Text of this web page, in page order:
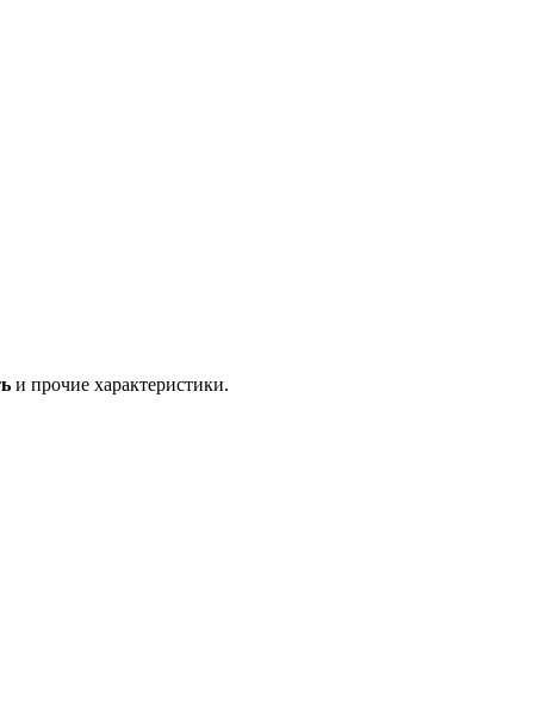
и прочие характеристики.